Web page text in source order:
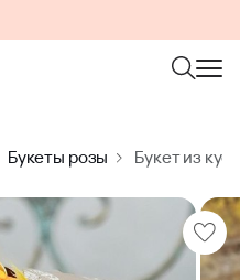
Букеты розы Букет из